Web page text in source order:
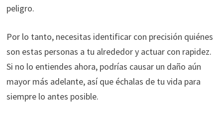
peligro.
Por lo tanto, necesitas identificar con precisión quiénes
son estas personas a tu alrededor y actuar con rapidez.
Si no lo entiendes ahora, podrías causar un daño aún
mayor más adelante, así que échalas de tu vida para
siempre lo antes posible.